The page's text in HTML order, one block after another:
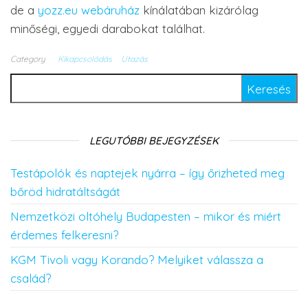
de a yozz.eu webáruház kínálatában kizárólag
minőségi, egyedi darabokat találhat.
Category Kikapcsolódás Utazás
LEGUTÓBBI BEJEGYZÉSEK
Testápolók és naptejek nyárra – így őrizheted meg
bőröd hidratáltságát
Nemzetközi oltóhely Budapesten – mikor és miért
érdemes felkeresni?
KGM Tivoli vagy Korando? Melyiket válassza a
család?